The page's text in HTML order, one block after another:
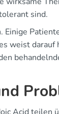
sind.
Einige
weist